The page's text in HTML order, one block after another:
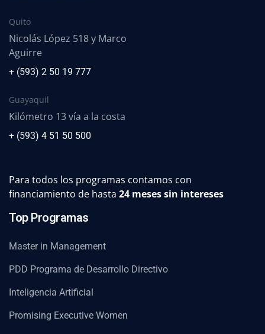
Quito
Nicolás López 518 y Marco
Aguirre
+ (593) 2 50 19 777
Guayaquil
Kilómetro 13 vía a la costa
+ (593) 4 51 50 500
Para todos los programas contamos con
financiamiento de hasta 24 meses sin intereses
Top Programas
Master in Management
PDD Programa de Desarrollo Directivo
Inteligencia Artificial
Promising Executive Women